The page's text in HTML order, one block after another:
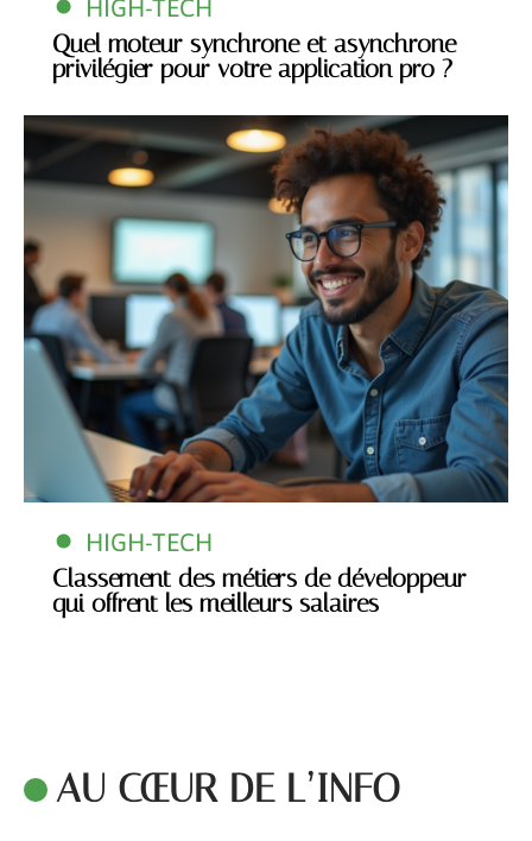
HIGH-TECH
Quel moteur synchrone et asynchrone
privilégier pour votre application pro ?
HIGH-TECH
Classement des métiers de développeur
qui offrent les meilleurs salaires
AU CŒUR DE L’INFO